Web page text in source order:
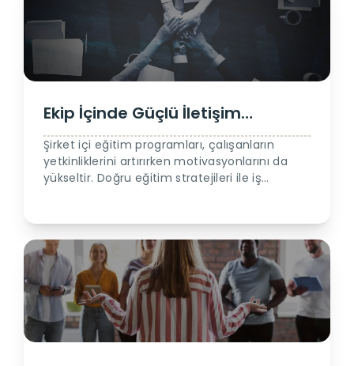
Ekip İçinde Güçlü İletişim
Kurmanın Önemi
Şirket içi eğitim programları, çalışanların
yetkinliklerini artırırken motivasyonlarını da
yükseltir. Doğru eğitim stratejileri ile iş